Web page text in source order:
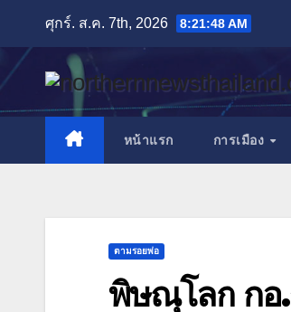
content
ศุกร์. ส.ค. 7th, 2026 8:21:51 AM
หน้าแรก การเมือง
ตามรอยพ่อ
พิษณุโลก กอ.